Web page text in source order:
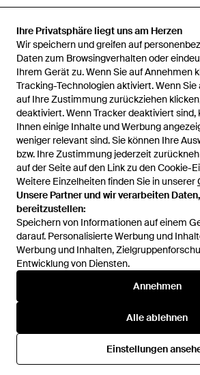
Ihre Privatsphäre liegt uns am Herzen
Wir speichern und greifen auf
Daten zum Browsingverhalten oder
Ihrem Gerät zu. Wenn Sie auf Annehmen
Tracking-Technologien aktiviert. Wenn
auf Ihre Zustimmung zurückziehen
deaktiviert. Wenn Tracker deaktiviert sind,
Ihnen einige Inhalte und Werbung
weniger relevant sind. Sie können Ihre
bzw. Ihre Zustimmung jederzeit
auf der Seite auf den Link zu den Cookie-
Weitere Einzelheiten finden Sie in unserer
Unsere Partner und wir verarbeiten
bereitzustellen:
Speichern von Informationen auf einem
darauf. Personalisierte Werbung und
Werbung und Inhalten,
Entwicklung von Diensten.
Annehmen
Alle ablehnen
Einstellungen
Startseite Damen Kleider Marina Rinaldi
Georgette Und Spitze
Hilfe und Informationen